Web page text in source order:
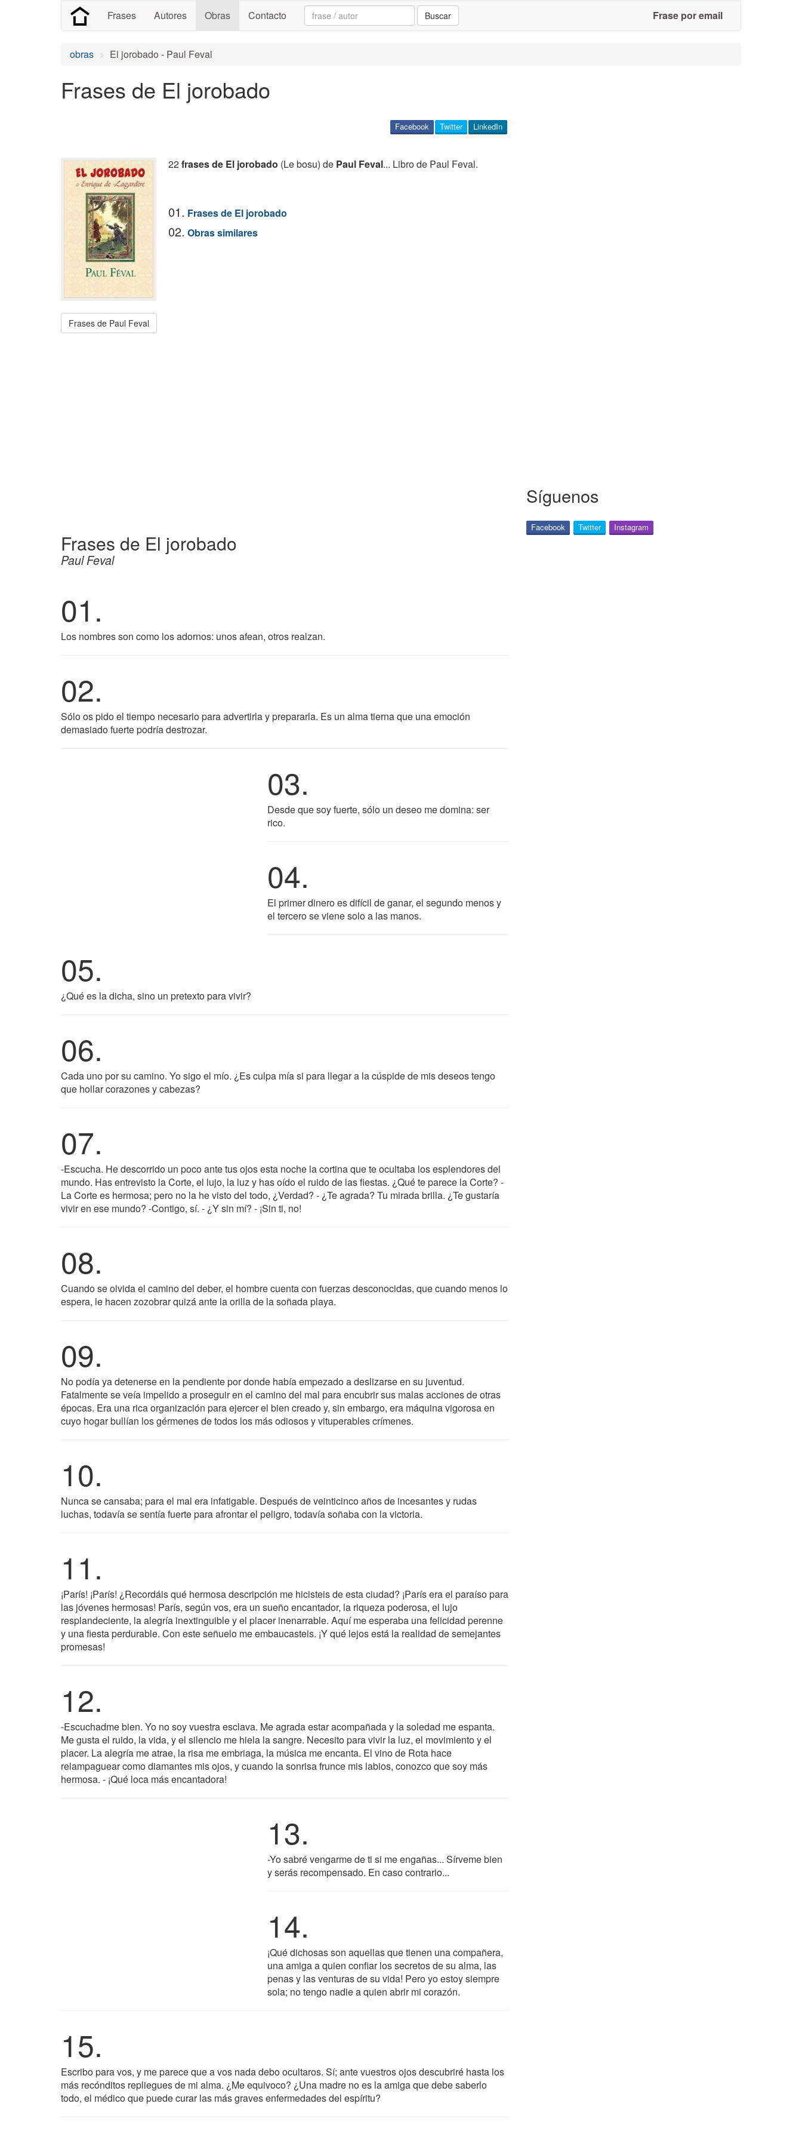
Frases Autores Obras Contacto Search: Buscar Frase por email
obras El jorobado - Paul Feval
Frases de El jorobado
LinkedIn
Twitter
Facebook
22frases de El jorobado (Le bosu) de Paul Feval... Libro de Paul Feval.
01. Frases de El jorobado
02. Obras similares
Frases de Paul Feval
Frases de El jorobado
Paul Feval
01.
Los nombres son como los adornos: unos afean, otros realzan.
02.
Sólo os pido el tiempo necesario para advertirla y prepararla. Es un alma tierna que una emoción
demasiado fuerte podría destrozar.
03.
Desde que soy fuerte, sólo un deseo me domina: ser
rico.
04.
El primer dinero es difícil de ganar, el segundo menos y
el tercero se viene solo a las manos.
05.
¿Qué es la dicha, sino un pretexto para vivir?
06.
Cada uno por su camino. Yo sigo el mío. ¿Es culpa mía si para llegar a la cúspide de mis deseos tengo
que hollar corazones y cabezas?
07.
-Escucha. He descorrido un poco ante tus ojos esta noche la cortina que te ocultaba los esplendores del
mundo. Has entrevisto la Corte, el lujo, la luz y has oído el ruido de las fiestas. ¿Qué te parece la Corte? -
La Corte es hermosa; pero no la he visto del todo, ¿Verdad? - ¿Te agrada? Tu mirada brilla. ¿Te gustaría
vivir en ese mundo? -Contigo, sí. - ¿Y sin mí? - ¡Sin ti, no!
08.
Cuando se olvida el camino del deber, el hombre cuenta con fuerzas desconocidas, que cuando menos lo
espera, le hacen zozobrar quizá ante la orilla de la soñada playa.
09.
No podía ya detenerse en la pendiente por donde había empezado a deslizarse en su juventud.
Fatalmente se veía impelido a proseguir en el camino del mal para encubrir sus malas acciones de otras
épocas. Era una rica organización para ejercer el bien creado y, sin embargo, era máquina vigorosa en
cuyo hogar bullían los gérmenes de todos los más odiosos y vituperables crímenes.
10.
Nunca se cansaba; para el mal era infatigable. Después de veinticinco años de incesantes y rudas
luchas, todavía se sentía fuerte para afrontar el peligro, todavía soñaba con la victoria.
11.
¡París! ¡París! ¿Recordáis qué hermosa descripción me hicisteis de esta ciudad? ¡París era el paraíso para
las jóvenes hermosas! París, según vos, era un sueño encantador, la riqueza poderosa, el lujo
resplandeciente, la alegría inextinguible y el placer inenarrable. Aquí me esperaba una felicidad perenne
y una fiesta perdurable. Con este señuelo me embaucasteis. ¡Y qué lejos está la realidad de semejantes
promesas!
12.
-Escuchadme bien. Yo no soy vuestra esclava. Me agrada estar acompañada y la soledad me espanta.
Me gusta el ruido, la vida, y el silencio me hiela la sangre. Necesito para vivir la luz, el movimiento y el
placer. La alegría me atrae, la risa me embriaga, la música me encanta. El vino de Rota hace
relampaguear como diamantes mis ojos, y cuando la sonrisa frunce mis labios, conozco que soy más
hermosa. - ¡Qué loca más encantadora!
13.
-Yo sabré vengarme de ti si me engañas... Sírveme bien
y serás recompensado. En caso contrario...
14.
¡Qué dichosas son aquellas que tienen una compañera,
una amiga a quien confiar los secretos de su alma, las
penas y las venturas de su vida! Pero yo estoy siempre
sola; no tengo nadie a quien abrir mi corazón.
15.
Escribo para vos, y me parece que a vos nada debo ocultaros. Sí; ante vuestros ojos descubriré hasta los
más recónditos repliegues de mi alma. ¿Me equivoco? ¿Una madre no es la amiga que debe saberlo
todo, el médico que puede curar las más graves enfermedades del espíritu?
Síguenos
Facebook Twitter Instagram